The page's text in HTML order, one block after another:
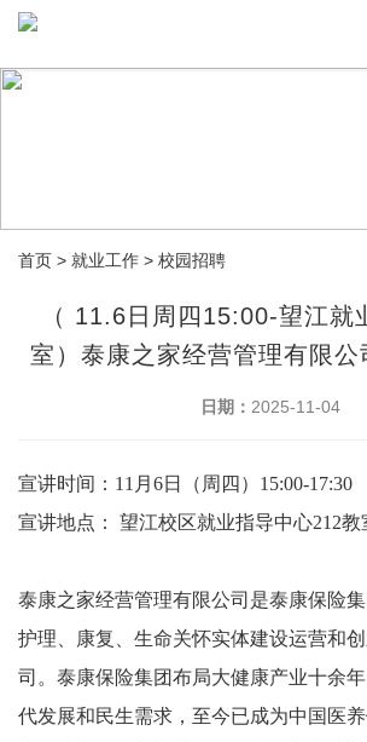
首页 > 就业工作 > 校园招聘
（ 11.6日周四15:00-望江就
室）泰康之家经营管理有限公
日期： 2025-11-04
宣讲时间： 11月6日（周四）15:00-17:30
宣讲地点：
望江校区就业指导中心212教
泰康之家经营管理有限公司是泰康保险集
护理、康复、⽣命关怀实体建设运营和
司。泰康保险集团布局⼤健康产业⼗余
代发展和⺠⽣需求，⾄今已成为中国医